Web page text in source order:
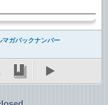
マガバックナンバー